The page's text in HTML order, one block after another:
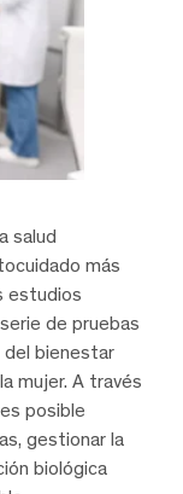
salud
más
estudios
de pruebas
del bienestar
mujer. A través
posible
gestionar la
biológica